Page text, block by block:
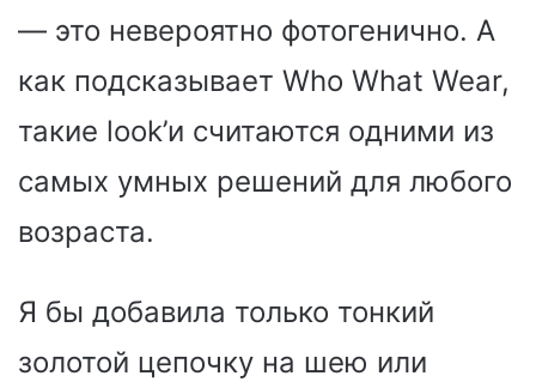
— это невероятно фотогенично. А
как подсказывает Who What Wear,
такие look’и считаются одними из
самых умных решений для любого
возраста.
Я бы добавила только тонкий
золотой цепочку на шею или